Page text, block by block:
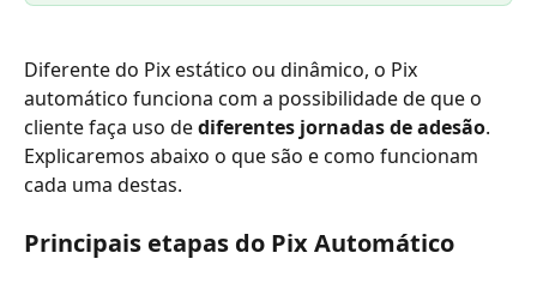
Diferente do Pix estático ou dinâmico, o Pix
automático funciona com a possibilidade de que o
cliente faça uso de diferentes jornadas de adesão.
Explicaremos abaixo o que são e como funcionam
cada uma destas.
Principais etapas do Pix Automático